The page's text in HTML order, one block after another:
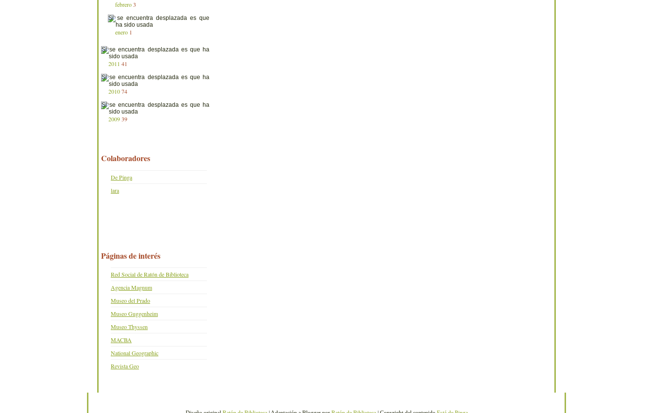
febrero 3
enero 1
2011 41
201074
200939
Colaboradores
De Pinga
lara
Páginas de interés
Red Social de Ratón de Biblioteca
Agencia Magnum
Museo del Prado
Museo Guggenheim
Museo Thyssen
MACBA
National Geographic
Revista Geo